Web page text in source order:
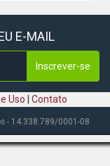
E-MAIL
Inscrever-se
Uso Contato
- 14.338.789/0001-08